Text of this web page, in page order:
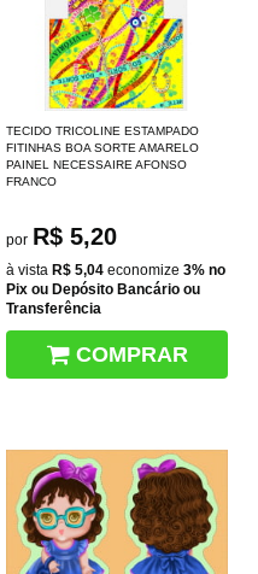
TECIDO TRICOLINE ESTAMPADO
FITINHAS BOA SORTE AMARELO
PAINEL NECESSAIRE AFONSO
FRANCO
por R$ 5,20
à vista R$ 5,04 economize 3% no
Pix ou Depósito Bancário ou
Transferência
COMPRAR